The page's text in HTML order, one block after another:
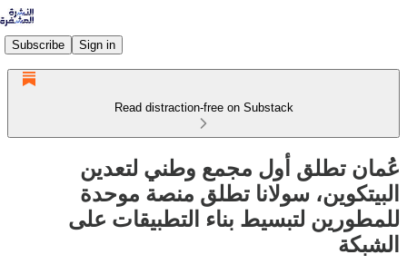
Subscribe Sign in
Read distraction-free on Substack
عُمان تطلق أول مجمع وطني لتعدين
البيتكوين، سولانا تطلق منصة موحدة
للمطورين لتبسيط بناء التطبيقات على
الشبكة